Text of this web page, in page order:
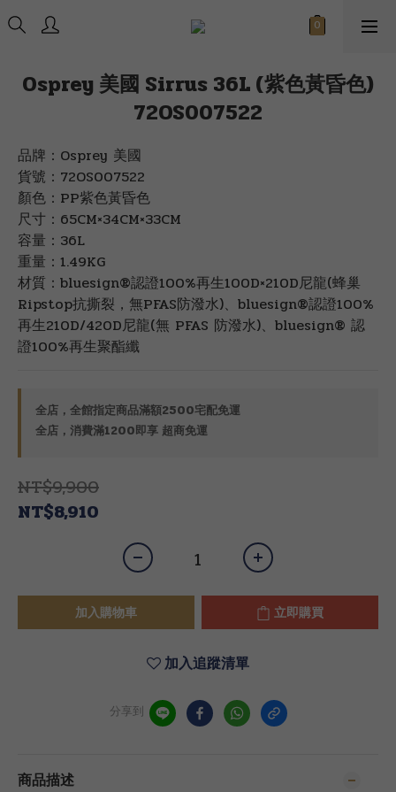
Osprey 美國 Sirrus 36L (紫色黃昏色)
72OS007522
品牌：Osprey 美國
貨號：72OS007522
顏色：PP紫色黃昏色
尺寸：65CM×34CM×33CM
容量：36L
重量：1.49KG
材質：bluesign®認證100%再生100D×210D尼龍(蜂巢
Ripstop抗撕裂，無PFAS防潑水)、bluesign®認證100%
再生210D/420D尼龍(無 PFAS 防潑水)、bluesign® 認
證100%再生聚酯纖
全店，全館指定商品滿額2500宅配免運
全店，消費滿1200即享 超商免運
NT$9,900
NT$8,910
加入購物車 立即購買
加入追蹤清單
分享到
商品描述